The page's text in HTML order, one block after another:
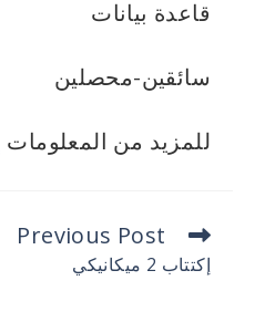
قاعدة بيانات
سائقين-محصلين
للمزيد من المعلومات
Previous Post
إكتتاب 2 ميكانيكي